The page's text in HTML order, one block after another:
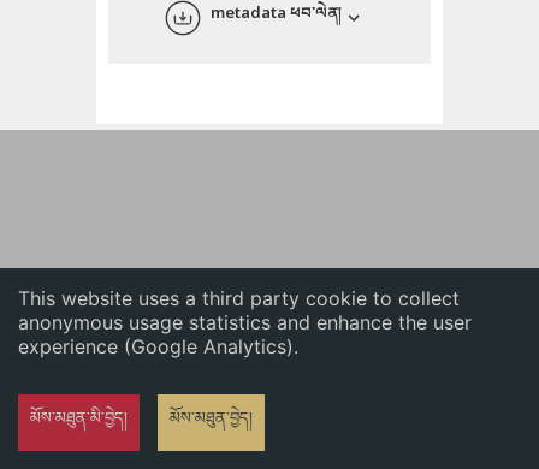
This website uses a third party cookie to collect
anonymous usage statistics and enhance the user
experience (Google Analytics).
མོས་མཐུན་མི་བྱེད། མོས་མཐུན་བྱེད།
metadata ཕབ་ལེན།